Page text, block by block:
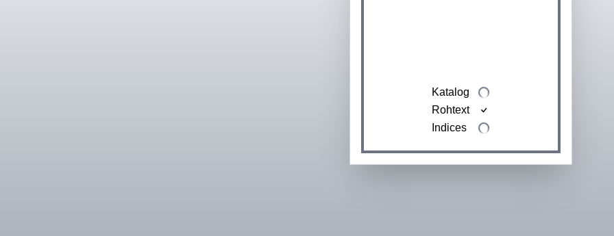
Katalog
Rohtext
Indices